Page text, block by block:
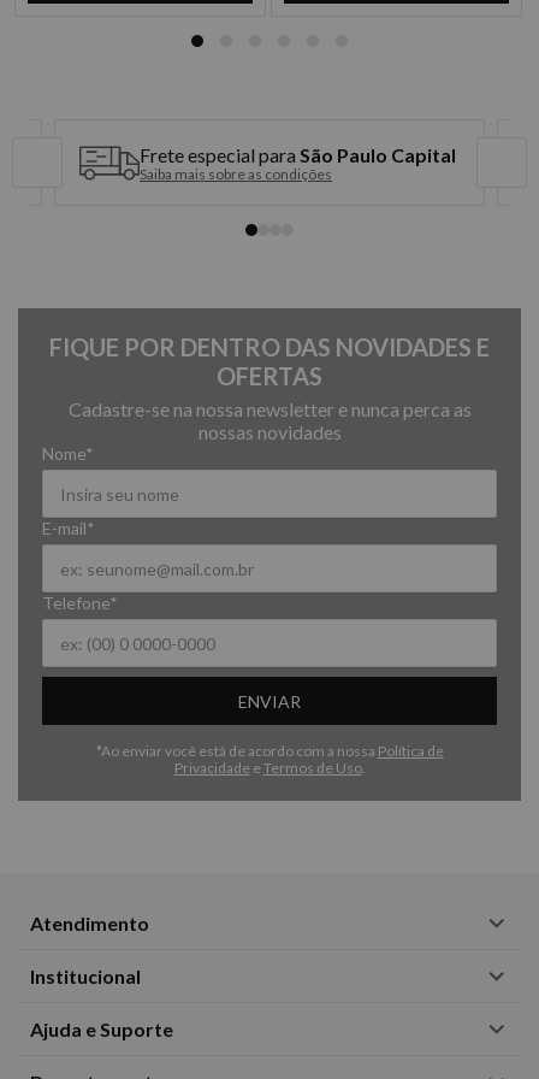
Frete especial para São Paulo Capital
Saiba mais sobre as condições
FIQUE POR DENTRO DAS NOVIDADES E
OFERTAS
Cadastre-se na nossa newsletter e nunca perca as
nossas novidades
*Ao enviar você está de acordo com a nossa Política de
Privacidade e Termos de Uso.
Nome*
E-mail*
Telefone*
ENVIAR
Atendimento
Institucional
Ajuda e Suporte